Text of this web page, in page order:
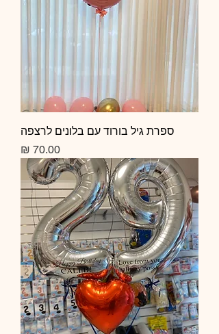
ספרת גיל בורוד עם בלונים לרצפה
מחיר